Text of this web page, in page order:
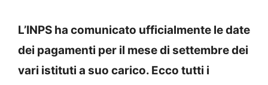
L’INPS ha comunicato ufficialmente le date
dei pagamenti per il mese di settembre dei
vari istituti a suo carico. Ecco tutti i